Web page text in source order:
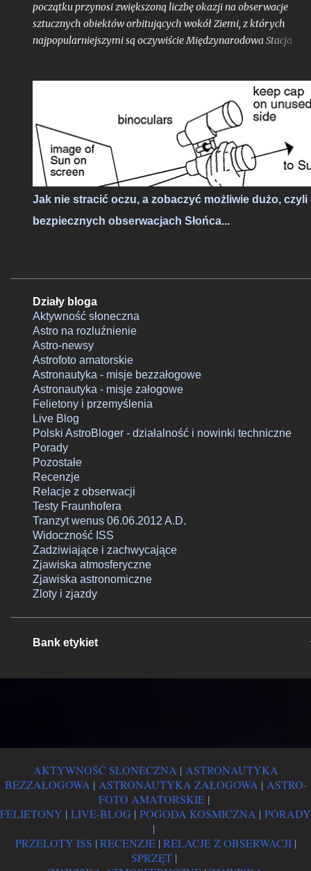
początku przynosi zwiększoną liczbę okazji na obserwacje
sztucznych obiektów orbitujących wokół Ziemi, z których
najpopularniejszymi są oczywiście Międzynarodowa Stacja
Słońca pod horyzontem względem Polski sprawia, że satelity
znacznie częściej znajdują się w strefie dnia orbitalnego
się się w świetle słonecznym, będąc widocznymi z naszego
a jeśli są to Starlinki to na niebie zaczyna robić się naprawdę
tłoczno.
Jak nie stracić oczu, a zobaczyć możliwie dużo, czyli
bezpiecznych obserwacjach Słońca...
Działy bloga
Aktywność słoneczna
Astro na rozluźnienie
Astro-newsy
Astrofoto amatorskie
Astronautyka - misje bezzałogowe
Astronautyka - misje załogowe
Felietony i przemyślenia
Live Blog
Polski AstroBloger - działalność i nowinki techniczne
Porady
Pozostałe
Recenzje
Relacje z obserwacji
Testy Fraunhofera
Tranzyt wenus 06.06.2012 A.D.
Widoczność ISS
Zadziwiające i zachwycające
Zjawiska atmosferyczne
Zjawiska astronomiczne
Zloty i zjazdy
Bank etykiet
AKTYWNOŚĆ SŁONECZNA | ASTRONAUTYKA
BEZZAŁOGOWA | ASTRONAUTYKA ZAŁOGOWA | ASTRO-
FOTO AMATORSKIE|
FELIETONY | LIVE-BLOG | POGODA KOSMICZNA | PORADY
|
PRZELOTY ISS | RECENZJE| RELACJE Z OBSERWACJI|
SPRZĘT|